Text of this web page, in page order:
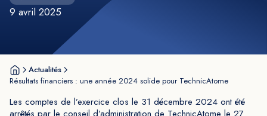
9 avril 2025
Actualités
Résultats financiers : une année 2024 solide pour TechnicAtome
Les comptes de l’exercice clos le 31 décembre 2024 ont été